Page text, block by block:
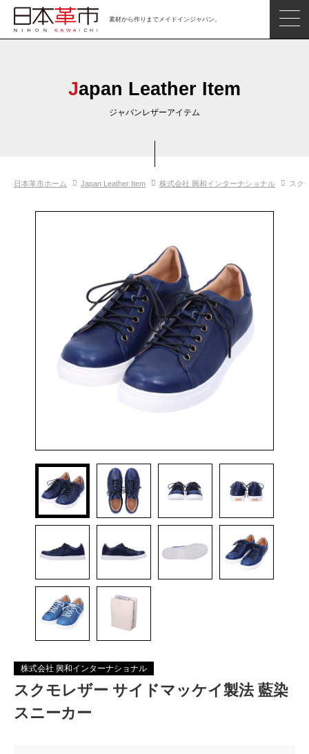
素材から作りまでメイドインジャパン。
革市通信
日本の革の良さを知ろう
Japan Leather Item
ジャパンレザーアイテム
日本革市ホーム Japan Leather Item 株式会社 興和インターナショナル スク
株式会社 興和インターナショナル
スクモレザー サイドマッケイ製法 藍染
スニーカー